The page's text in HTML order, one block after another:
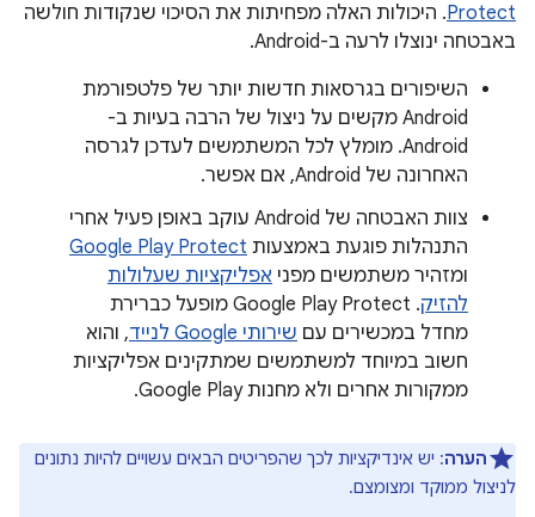
Protect. היכולות האלה מפחיתות את הסיכוי שנקודות חולשה
באבטחה ינוצלו לרעה ב-Android.
השיפורים בגרסאות חדשות יותר של פלטפורמת
Android מקשים על ניצול של הרבה בעיות ב-
Android. מומלץ לכל המשתמשים לעדכן לגרסה
האחרונה של Android, אם אפשר.
צוות האבטחה של Android עוקב באופן פעיל אחרי
התנהלות פוגעת באמצעות Google Play Protect
ומזהיר משתמשים מפני אפליקציות שעלולות
להזיק
. ‫Google Play Protect מופעל כברירת
מחדל במכשירים עם שירותי Google לנייד
, והוא
חשוב במיוחד למשתמשים שמתקינים אפליקציות
ממקורות אחרים ולא מחנות Google Play.
הערה: יש אינדיקציות לכך שהפריטים הבאים עשויים להיות נתונים
לניצול ממוקד ומצומצם.